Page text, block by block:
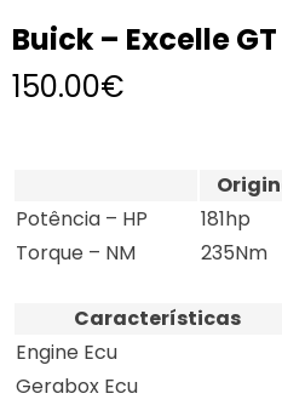
Buick – Excelle
150.00€
Potência – HP
181hp
Torque – NM
235Nm
Características
Engine Ecu
Gerabox Ecu